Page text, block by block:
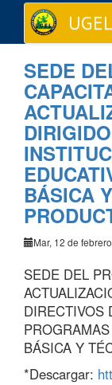
SEDE
BÁSICA
Mar, 12 de
SEDE DEL
DIRECTIVOS
BÁSICA Y
*Descargar: